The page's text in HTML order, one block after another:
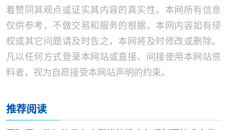
着赞同其观点或证实其内容的真实性。本网所有信息
仅供参考，不做交易和服务的根据。本网内容如有侵
权或其它问题请及时告之，本网将及时修改或删除。
凡以任何方式登录本网站或直接、间接使用本网站资
料者，视为自愿接受本网站声明的约束。
推荐阅读